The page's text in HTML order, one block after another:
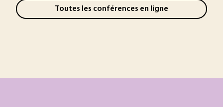
Toutes les conférences en ligne